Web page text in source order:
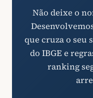
Não deixe o
que cruza o seu
do IBGE e
ranking